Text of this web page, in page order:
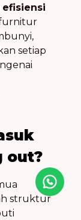
efisiensi
furnitur
setiap
out?
struktur
Icon